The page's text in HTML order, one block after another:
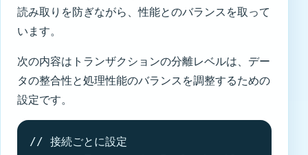
読み取りを防ぎながら、性能とのバランスを取って
います。
次の内容はトランザクションの分離レベルは、デー
タの整合性と処理性能のバランスを調整するための
設定です。
// 接続ごとに設定